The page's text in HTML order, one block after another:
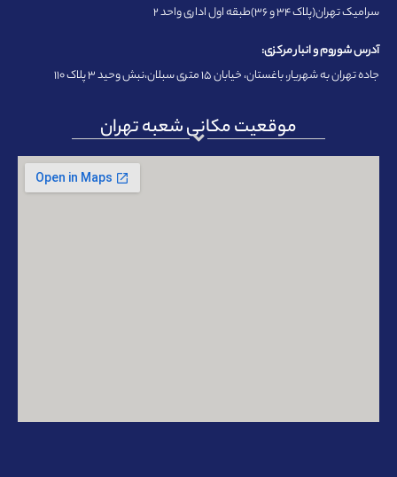
سرامیک تهران(پلاک ۳۴ و ۳۶)طبقه اول اداری واحد ۲
آدرس شوروم و انبار مرکزی:
جاده تهران به شهریار، باغستان، خیابان ۱۵ متری سبلان،نبش وحید ۳ پلاک ۱۱۰
موقعیت مکانی شعبه تهران